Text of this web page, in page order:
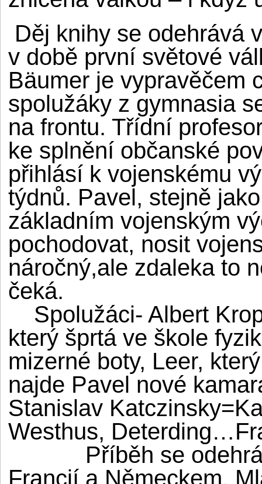
Děj knihy se odehrává
v době první světové
Bäumer je vypravěčem
spolužáky z gymnasia
na frontu. Třídní
ke splnění občanské
přihlásí k vojenskému
týdnů. Pavel, stejně
základním vojenským
pochodovat, nosit
náročný,ale zdaleka to
čeká.
Spolužáci- Albert
který šprtá ve škole
mizerné boty, Leer,
najde Pavel nové
Stanislav
Westhus,
Příběh se
Francií a Německem.